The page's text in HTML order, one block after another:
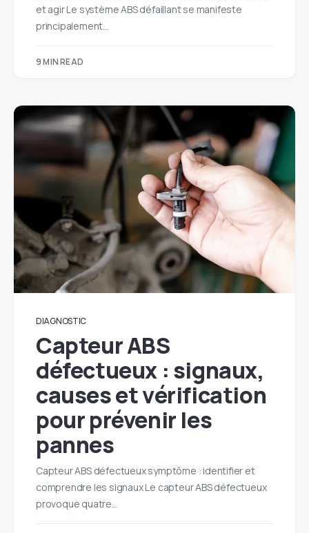
et agir Le système ABS défaillant se manifeste
principalement…
9 MIN READ
DIAGNOSTIC
Capteur ABS
défectueux : signaux,
causes et vérification
pour prévenir les
pannes
Capteur ABS défectueux symptôme : identifier et
comprendre les signaux Le capteur ABS défectueux
provoque quatre…